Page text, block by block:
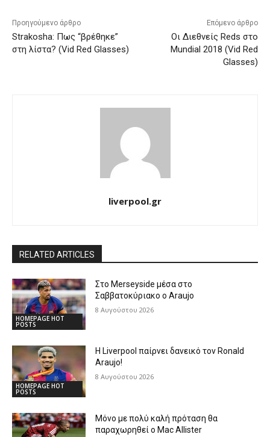
Προηγούμενο άρθρο
Strakosha: Πως “βρέθηκε”
στη λίστα? (Vid Red Glasses)
Επόμενο άρθρο
Οι Διεθνείς Reds στο
Mundial 2018 (Vid Red
Glasses)
liverpool.gr
RELATED ARTICLES
HOMEPAGE HOT
POSTS
Στο Merseyside μέσα στο
Σαββατοκύριακο ο Araujo
8 Αυγούστου 2026
HOMEPAGE HOT
POSTS
Η Liverpool παίρνει δανεικό τον Ronald
Araujo!
8 Αυγούστου 2026
Μόνο με πολύ καλή πρόταση θα
παραχωρηθεί ο Mac Allister